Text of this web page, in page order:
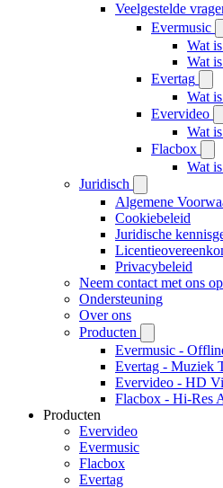
Veelgestelde
Evermusic
Wat
Wat
Evertag
Wat
Evervideo
Wat
Flacbox
Wat
Juridisch
Algemene
Cookiebeleid
Juridische
Privacybeleid
Neem contact met ons op
Ondersteuning
Over ons
Producten
Evermusic -
Evertag - Muziek
Evervideo - HD
Flacbox - Hi-Res
Producten
Evervideo
Evermusic
Flacbox
Evertag